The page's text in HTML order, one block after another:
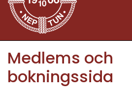
Medlems och
bokningssida